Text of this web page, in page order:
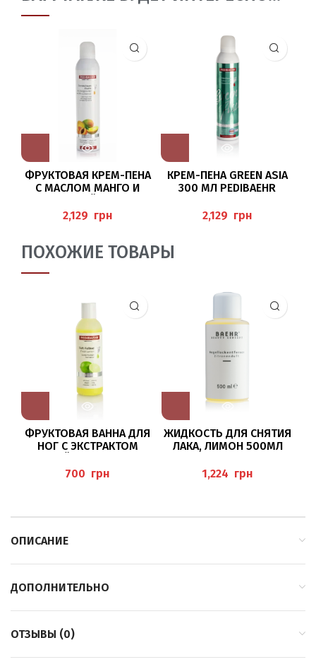
ФРУКТОВАЯ КРЕМ-ПЕНА
С МАСЛОМ МАНГО И
300МЛ (CREMESCHAUM
FRUCHT), PEDIBAEHR
грн
КРЕМ-ПЕНА GREEN ASIA
300 МЛ PEDIBAEHR
грн
ПОХОЖИЕ ТОВАРЫ
ФРУКТОВАЯ ВАННА ДЛЯ
НОГ С ЭКСТРАКТОМ
(WELLNESS FUSSBAD) P
EDIBAEHR
грн
ЖИДКОСТЬ ДЛЯ СНЯТИЯ
ЛАКА, ЛИМОН 500МЛ
ZITRONE” BAEHR
грн
ОПИСАНИЕ
ДОПОЛНИТЕЛЬНО
ОТЗЫВЫ (0)